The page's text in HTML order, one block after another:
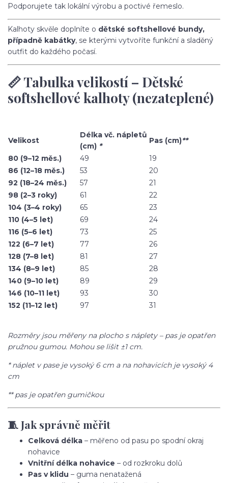
Podporujete tak lokální výrobu a poctivé řemeslo.
Kalhoty skvěle doplníte o dětské softshellové bundy,
případně kabátky, se kterými vytvoříte funkční a sladěný
outfit do každého počasí.
📏 Tabulka velikostí – Dětské
softshellové kalhoty (nezateplené)
Velikost
Délka vč. nápletů
(cm) *
Pas (cm)**
80 (9–12 měs.)
49
19
86 (12–18 měs.)
53
20
92 (18–24 měs.)
57
21
98 (2–3 roky)
61
22
104 (3–4 roky)
65
23
110 (4–5 let)
69
24
116 (5–6 let)
73
25
122 (6–7 let)
77
26
128 (7–8 let)
81
27
134 (8–9 let)
85
28
140 (9–10 let)
89
29
146 (10–11 let)
93
30
152 (11–12 let)
97 31
Rozměry jsou měřeny na plocho s náplety – pas je opatřen
pružnou gumou. Mohou se lišit ±1 cm.
* náplet v pase je vysoký 6 cm a na nohavicích je vysoký 4
cm
** pas je opatřen gumičkou
🧵 Jak správně měřit
Celková délka – měřeno od pasu po spodní okraj
nohavice
Vnitřní délka nohavice – od rozkroku dolů
Pas v klidu – guma nenatažená